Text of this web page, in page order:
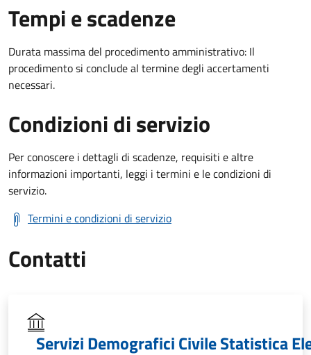
Tempi e scadenze
Durata massima del procedimento amministrativo: Il
procedimento si conclude al termine degli accertamenti
necessari.
Condizioni di servizio
Per conoscere i dettagli di scadenze, requisiti e altre
informazioni importanti, leggi i termini e le condizioni di
servizio.
Termini e condizioni di servizio
Contatti
Servizi Demografici Civile Statistica